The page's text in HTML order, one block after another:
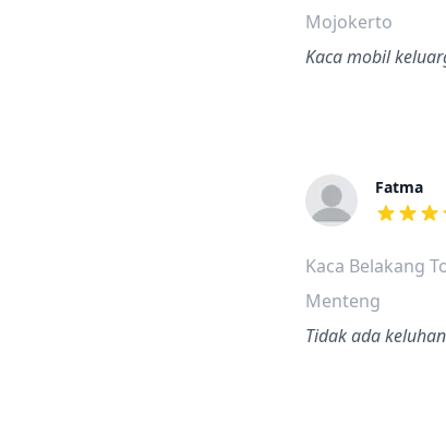
Mojokerto
Kaca mobil
Fatma
dari
Kaca Belakang
Menteng
Tidak ada